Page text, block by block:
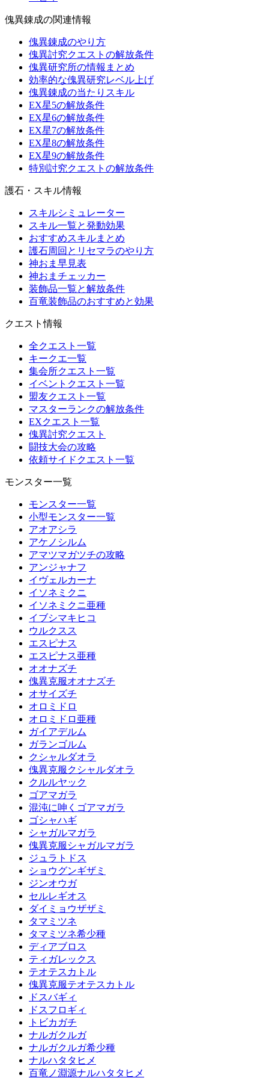
傀異錬成の関連情報
傀異錬成のやり方
傀異討究クエストの解放条件
傀異研究所の情報まとめ
効率的な傀異研究レベル上げ
傀異錬成の当たりスキル
EX星5の解放条件
EX星6の解放条件
EX星7の解放条件
EX星8の解放条件
EX星9の解放条件
特別討究クエストの解放条件
護石・スキル情報
スキルシミュレーター
スキル一覧と発動効果
おすすめスキルまとめ
護石周回とリセマラのやり方
神おま早見表
神おまチェッカー
装飾品一覧と解放条件
百竜装飾品のおすすめと効果
クエスト情報
全クエスト一覧
キークエ一覧
集会所クエスト一覧
イベントクエスト一覧
盟友クエスト一覧
マスターランクの解放条件
EXクエスト一覧
傀異討究クエスト
闘技大会の攻略
依頼サイドクエスト一覧
モンスター一覧
モンスター一覧
小型モンスター一覧
アオアシラ
アケノシルム
アマツマガツチの攻略
アンジャナフ
イヴェルカーナ
イソネミクニ
イソネミクニ亜種
イブシマキヒコ
ウルクスス
エスピナス
エスピナス亜種
オオナズチ
傀異克服オオナズチ
オサイズチ
オロミドロ
オロミドロ亜種
ガイアデルム
ガランゴルム
クシャルダオラ
傀異克服クシャルダオラ
クルルヤック
ゴアマガラ
混沌に呻くゴアマガラ
ゴシャハギ
シャガルマガラ
傀異克服シャガルマガラ
ジュラトドス
ショウグンギザミ
ジンオウガ
セルレギオス
ダイミョウザザミ
タマミツネ
タマミツネ希少種
ディアブロス
ティガレックス
テオテスカトル
傀異克服テオテスカトル
ドスバギィ
ドスフロギィ
トビカガチ
ナルガクルガ
ナルガクルガ希少種
ナルハタタヒメ
百竜ノ淵源ナルハタタヒメ